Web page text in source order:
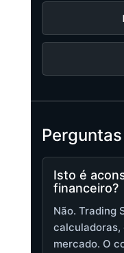
Isto é
financeiro?
Não. Trading
calculadoras,
mercado. O